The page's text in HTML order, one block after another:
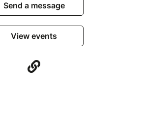
Send a message
View events